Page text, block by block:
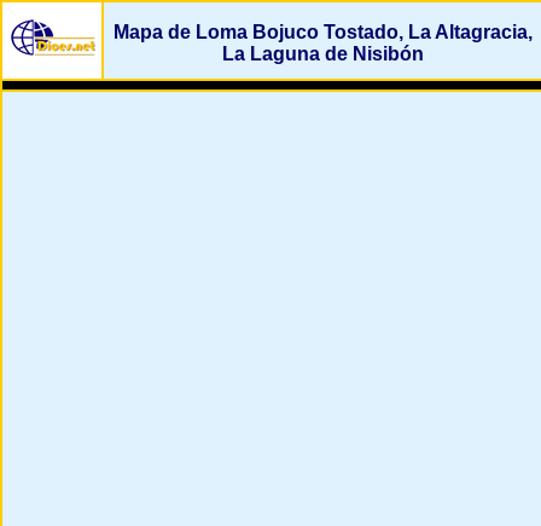
Mapa de Loma Bojuco Tostado, La Altagracia,
La Laguna de Nisibón